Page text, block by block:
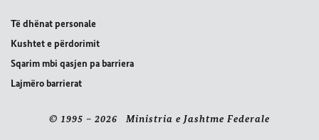
Të dhënat personale
Kushtet e përdorimit
Sqarim mbi qasjen pa barriera
Lajmëro barrierat
© 1995 – 2026 Ministria e Jashtme Federale